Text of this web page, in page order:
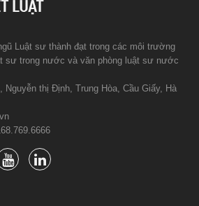
Luật sư thành đạt trong các môi trường
sư trong nước và văn phòng luật sư nước
thị Định, Trung Hòa, Cầu Giấy, Hà